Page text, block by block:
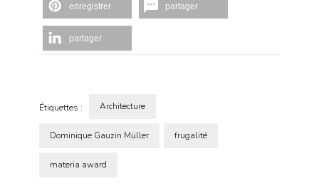
enregistrer partager
partager
Étiquettes : Architecture
Dominique Gauzin Müller frugalité
materia award